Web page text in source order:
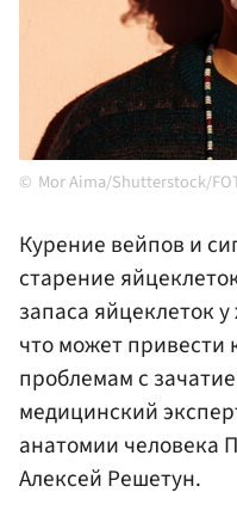
Mor Aima/Shutterstock/
Курение вейпов и
старение
запаса яйцеклеток
что может привести
проблемам с
медицинский
анатомии человека
Алексей Решетун.